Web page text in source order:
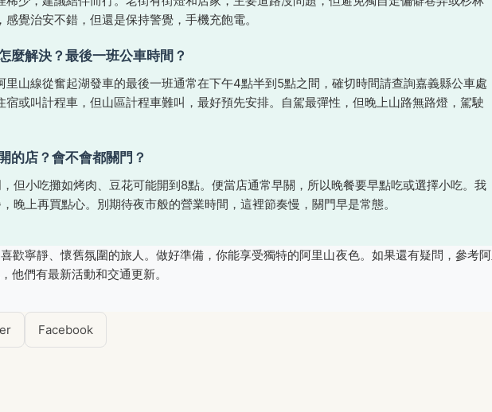
覺治安不錯，但還是保持警覺，手機充飽電。
麼解決？最後一班公車時間？
里山線從奮起湖發車的最後一班通常在下午4點半到5點之間，確切時間請查詢嘉義縣公車處
宿或叫計程車，但山區計程車難叫，最好預先安排。自駕最彈性，但晚上山路無路燈，駕駛
的店？會不會都關門？
但小吃攤如烤肉、豆花可能開到8點。便當店通常早關，所以晚餐要早點吃或選擇小吃。我
晚上再買點心。別期待夜市般的營業時間，這裡節奏慢，關門早是常態。
歡寧靜、懷舊氛圍的旅人。做好準備，你能享受獨特的阿里山夜色。如果還有疑問，參考
他們有最新活動和交通更新。
Facebook